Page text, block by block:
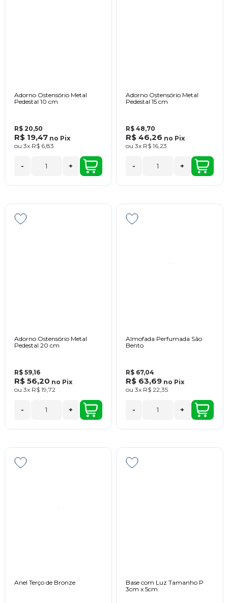
Adorno Ostensório Metal
Pedestal 10 cm
R$ 20,50
R$ 19,47 no Pix
ou 3x R$ 6,83
- +
Adorno Ostensório Metal
Pedestal 15 cm
R$ 48,70
R$ 46,26 no Pix
ou 3x R$ 16,23
- +
Adorno Ostensório Metal
Pedestal 20 cm
R$ 59,16
R$ 56,20 no Pix
ou 3x R$ 19,72
- +
Almofada Perfumada São
Bento
R$ 67,04
R$ 63,69 no Pix
ou 3x R$ 22,35
- +
Anel Terço de Bronze
Base com Luz Tamanho P
3cm x 5cm